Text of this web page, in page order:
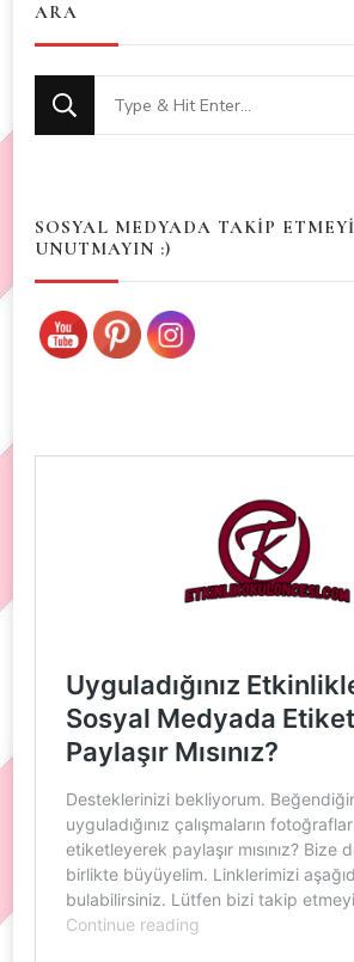
ARA
Looking
for
SOSYAL MEDYADA TAKİP ETMEYİ
UNUTMAYIN :)